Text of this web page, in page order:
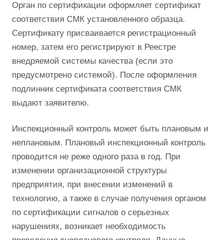
Орган по сертификации оформляет сертификат
соответствия СМК установленного образца.
Сертификату присваивается регистрационный
номер, затем его регистрируют в Реестре
внедряемой системы качества (если это
предусмотрено системой). После оформления
подлинник сертификата соответствия СМК
выдают заявителю.
Инспекционный контроль может быть плановым и
неплановым. Плановый инспекционный контроль
проводится не реже одного раза в год. При
изменении организационной структуры
предприятия, при внесении изменений в
технологию, а также в случае получения органом
по сертификации сигналов о серьезных
нарушениях, возникает необходимость